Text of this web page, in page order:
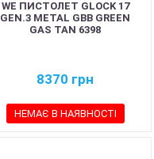
WE ПИСТОЛЕТ GLOCK 17
GEN.3 METAL GBB GREEN
GAS TAN 6398
8370 грн
НЕМАЄ В НАЯВНОСТІ